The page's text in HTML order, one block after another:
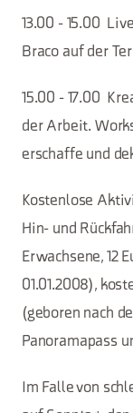
13.00 - 15.00
Braco auf der
15.00 - 17.00
der Arbeit.
erschaffe und
Kostenlose
Hin- und
Erwachsene, 12
01.01.2008),
(geboren nach
Panoramapass
Im Falle von